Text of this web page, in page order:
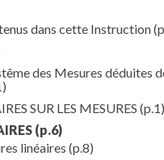
dans cette Instruction
des Mesures déduites
SUR LES MESURES (p.1)
(p.6)
linéaires (p.8)